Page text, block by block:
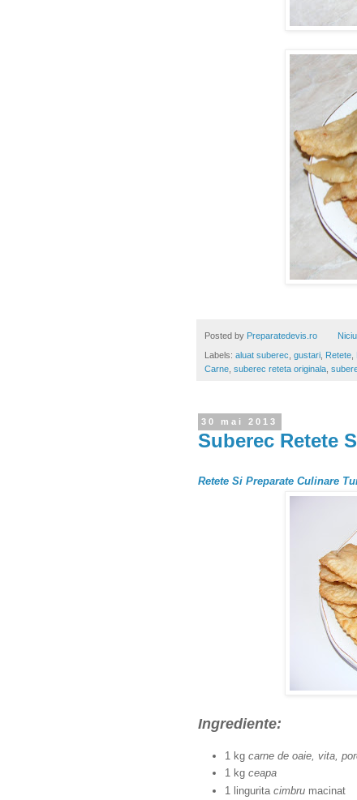
Posted by Preparatedevis.ro
Labels: aluat suberec gustari Retete
Carne suberec reteta originala
30 mai 2013
Suberec Retete
Retete Si Preparate Culinare
Ingrediente:
1 kg carne de oaie, vita,
1 kg ceapa
1 lingurita cimbru macinat